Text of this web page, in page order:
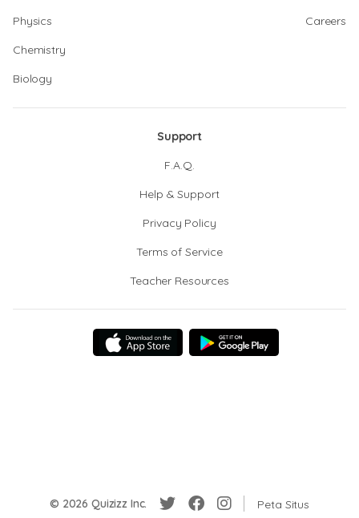
Physics
Chemistry
Biology
Careers
Support
F.A.Q.
Help & Support
Privacy Policy
Terms of Service
Teacher Resources
© 2026 Quizizz Inc. Peta Situs